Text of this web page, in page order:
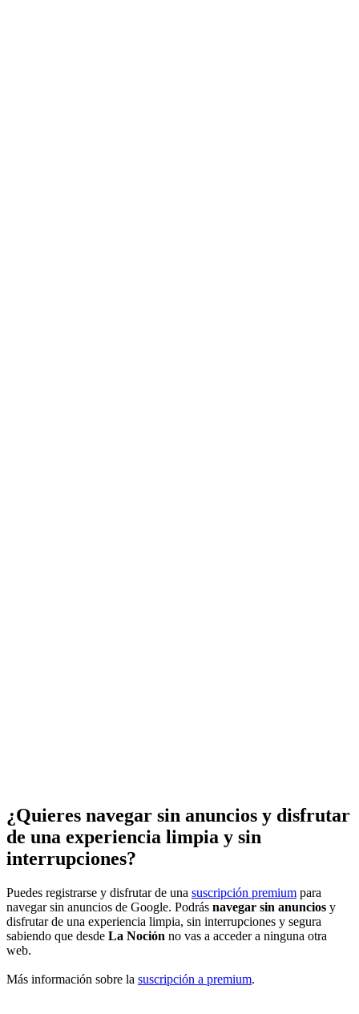
¿Quieres navegar sin anuncios y disfrutar
de una experiencia limpia y sin
interrupciones?
Puedes registrarse y disfrutar de una suscripción premium para
navegar sin anuncios de Google. Podrás navegar sin anuncios y
disfrutar de una experiencia limpia, sin interrupciones y segura
sabiendo que desde La Noción no vas a acceder a ninguna otra
web.
Más información sobre la suscripción a premium.